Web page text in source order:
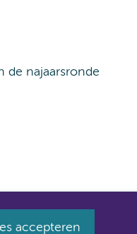
de najaarsronde
accepteren